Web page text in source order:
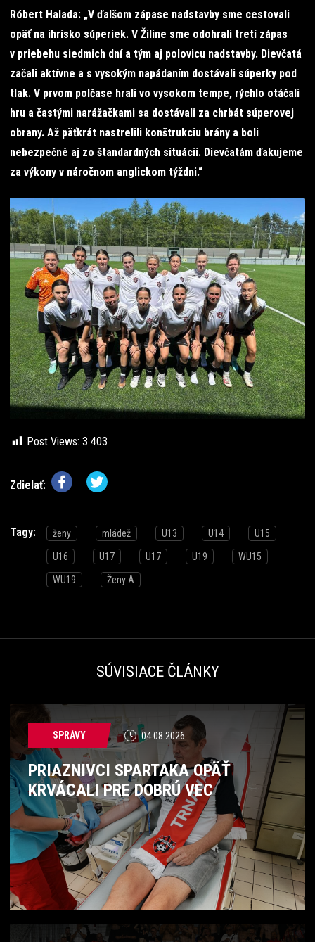
Róbert Halada: „V ďalšom zápase nadstavby sme cestovali
opäť na ihrisko súperiek. V Žiline sme odohrali tretí zápas
v priebehu siedmich dní a tým aj polovicu nadstavby. Dievčatá
začali aktívne a s vysokým napádaním dostávali súperky pod
tlak. V prvom polčase hrali vo vysokom tempe, rýchlo otáčali
hru a častými narážačkami sa dostávali za chrbát súperovej
obrany. Až päťkrát nastrelili konštrukciu brány a boli
nebezpečné aj zo štandardných situácií. Dievčatám ďakujeme
za výkony v náročnom anglickom týždni.“
Post Views: 3 403
Zdielať:
Tagy: ženy mládež U13 U14 U15
U16 U17 U17 U19 WU15
WU19 Ženy A
SÚVISIACE ČLÁNKY
SPRÁVY 04.08.2026
PRIAZNIVCI SPARTAKA OPÄŤ
KRVÁCALI PRE DOBRÚ VEC